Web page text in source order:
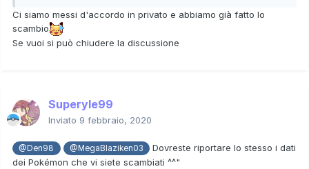
Ci siamo messi d'accordo in privato e abbiamo già fatto lo
scambio
Se vuoi si può chiudere la discussione
Superyle99
Inviato 9 febbraio, 2020
@Den98 @MegaBlaziken03
Dovreste riportare lo stesso i dati
dei Pokémon che vi siete scambiati ^^"